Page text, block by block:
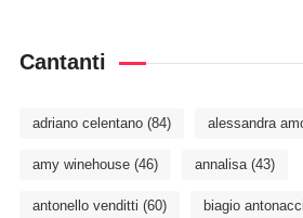
Cantanti
adriano celentano(84) alessandra
amy winehouse(46) annalisa(43)
antonello venditti (60) biagio antonacci